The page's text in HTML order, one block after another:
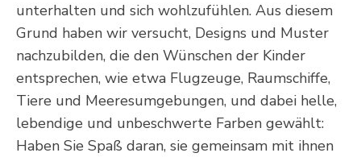
unterhalten und sich wohlzufühlen. Aus diesem
Grund haben wir versucht, Designs und Muster
nachzubilden, die den Wünschen der Kinder
entsprechen, wie etwa Flugzeuge, Raumschiffe,
Tiere und Meeresumgebungen, und dabei helle,
lebendige und unbeschwerte Farben gewählt:
Haben Sie Spaß daran, sie gemeinsam mit ihnen